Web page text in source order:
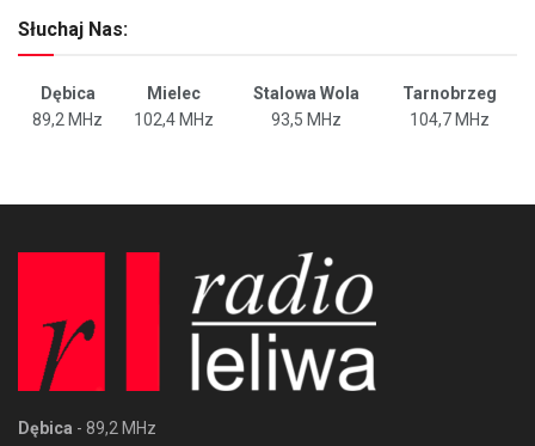
Słuchaj Nas:
Dębica Mielec Stalowa Wola
Tarnobrzeg
89,2 MHz
102,4 MHz 93,5 MHz 104,7 MHz
Dębica - 89,2 MHz